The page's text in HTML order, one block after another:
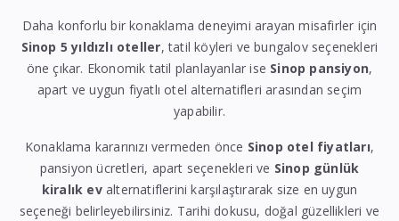
Daha konforlu bir konaklama deneyimi arayan misafirler için
Sinop 5 yıldızlı oteller, tatil köyleri ve bungalov seçenekleri
öne çıkar. Ekonomik tatil planlayanlar ise Sinop pansiyon,
apart ve uygun fiyatlı otel alternatifleri arasından seçim
yapabilir.
Konaklama kararınızı vermeden önce Sinop otel fiyatları,
pansiyon ücretleri, apart seçenekleri ve Sinop günlük
kiralık evalternatiflerini karşılaştırarak size en uygun
seçeneği belirleyebilirsiniz. Tarihi dokusu, doğal güzellikleri ve